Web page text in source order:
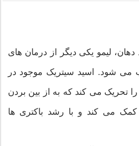
دهان، لیمو یکی دیگر از درمان های
شود. اسید سیتریک موجود در
تحریک می کند که به از بین بردن
می کند و با رشد باکتری ها